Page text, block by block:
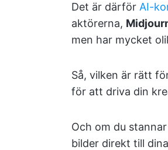
Det är därför AI-
aktörerna,
men har mycket
Så, vilken är rätt
för att driva din
Och om du
bilder direkt till